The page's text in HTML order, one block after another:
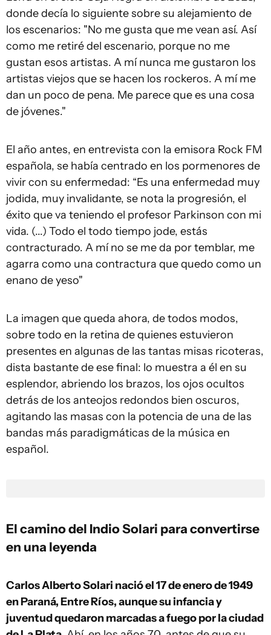
donde decía lo siguiente sobre su alejamiento de
los escenarios: "No me gusta que me vean así. Así
como me retiré del escenario, porque no me
gustan esos artistas. A mí nunca me gustaron los
artistas viejos que se hacen los rockeros. A mí me
dan un poco de pena. Me parece que es una cosa
de jóvenes."
El año antes, en entrevista con la emisora Rock FM
española, se había centrado en los pormenores de
vivir con su enfermedad: “Es una enfermedad muy
jodida, muy invalidante, se nota la progresión, el
éxito que va teniendo el profesor Parkinson con mi
vida. (...) Todo el todo tiempo jode, estás
contracturado. A mí no se me da por temblar, me
agarra como una contractura que quedo como un
enano de yeso"
La imagen que queda ahora, de todos modos,
sobre todo en la retina de quienes estuvieron
presentes en algunas de las tantas misas ricoteras,
dista bastante de ese final: lo muestra a él en su
esplendor, abriendo los brazos, los ojos ocultos
detrás de los anteojos redondos bien oscuros,
agitando las masas con la potencia de una de las
bandas más paradigmáticas de la música en
español.
El camino del Indio Solari para convertirse
en una leyenda
Carlos Alberto Solari nació el 17 de enero de 1949
en Paraná, Entre Ríos, aunque su infancia y
juventud quedaron marcadas a fuego por la ciudad